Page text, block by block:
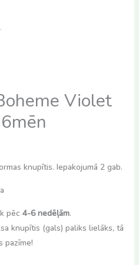
Violet
knupītis. Iepakojumā 2 gab.
pēc 4-6 nedēļām.
knupītis (gals) paliks lielāks, tā
pazīme!